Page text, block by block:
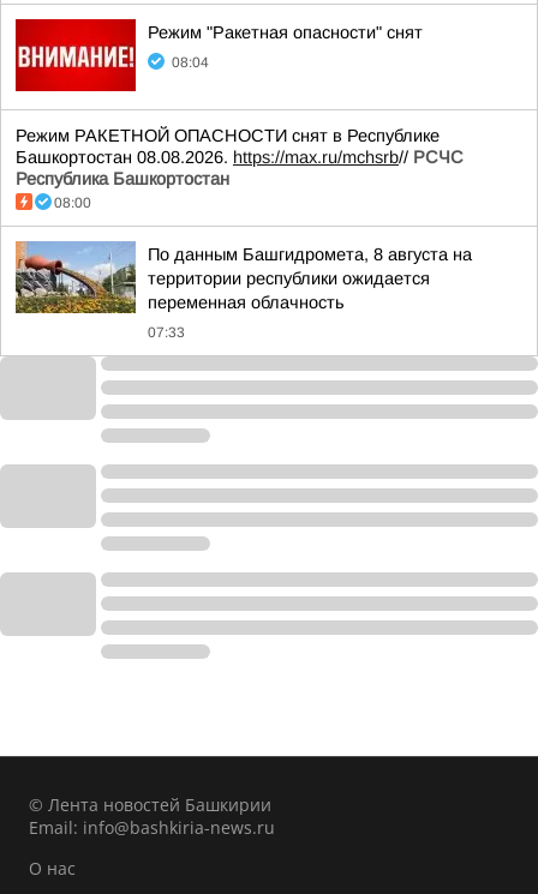
Режим "Ракетная опасности" снят
08:04
Режим РАКЕТНОЙ ОПАСНОСТИ снят в Республике
Башкортостан 08.08.2026. https://max.ru/mchsrb// РСЧС
Республика Башкортостан
08:00
По данным Башгидромета, 8 августа на
территории республики ожидается
переменная облачность
07:33
© Лента новостей Башкирии
Email: info@bashkiria-news.ru
О нас